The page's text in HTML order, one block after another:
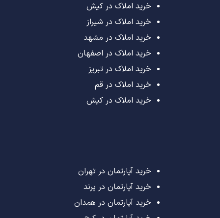
خرید املاک در کیش
خرید املاک در شیراز
خرید املاک در مشهد
خرید املاک در اصفهان
خرید املاک در تبریز
خرید املاک در قم
خرید املاک در کیش
خرید آپارتمان در تهران
خرید آپارتمان در پرند
خرید آپارتمان در همدان